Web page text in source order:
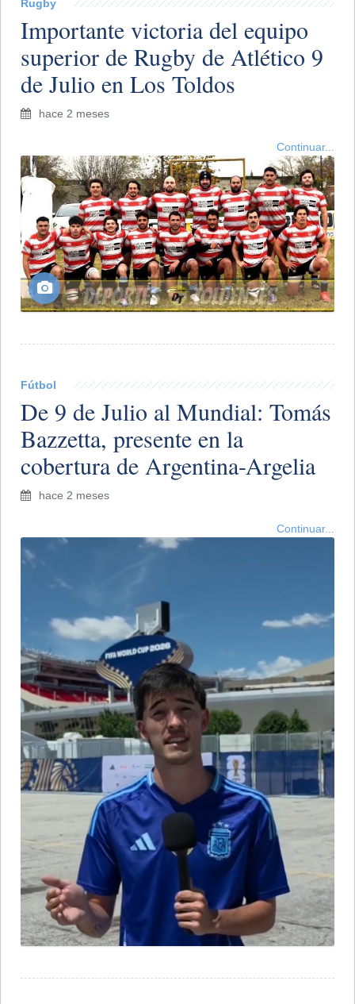
Rugby
Importante victoria del equipo
superior de Rugby de Atlético 9
de Julio en Los Toldos
hace 2 meses
Continuar...
Fútbol
De 9 de Julio al Mundial: Tomás
Bazzetta, presente en la
cobertura de Argentina-Argelia
hace 2 meses
Continuar...